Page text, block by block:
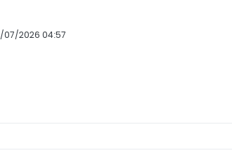
07/2026 04:57